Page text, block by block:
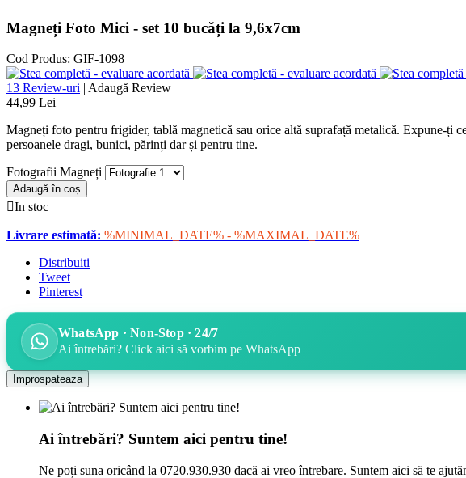
Magneți Foto Mici - set 10 bucăți la 9,6x7cm
Cod Produs: GIF-1098
13 Review-uri | Adaugă Review
44,99 Lei
Magneți foto pentru frigider, tablă magnetică sau orice altă suprafață metalică. Expune-ți
persoanele dragi, bunici, părinți dar și pentru tine.
Fotografii Magneți
Adaugă în coș
In stoc
Livrare estimată: %MINIMAL_DATE% - %MAXIMAL_DATE%
Distribuiti
Tweet
Pinterest
WhatsApp · Non-Stop · 24/7
Ai întrebări? Click aici să vorbim pe WhatsApp
Ai întrebări? Suntem aici pentru tine!
Ne poți suna oricând la 0720.930.930 dacă ai vreo întrebare. Suntem aici să te